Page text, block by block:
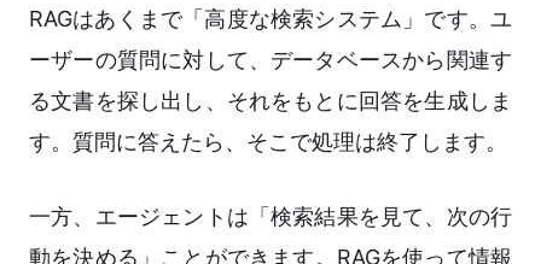
RAGはあくまで「高度な検索システム」です。ユ
ーザーの質問に対して、データベースから関連す
る文書を探し出し、それをもとに回答を生成しま
す。質問に答えたら、そこで処理は終了します。
一方、エージェントは「検索結果を見て、次の行
動を決める」ことができます。RAGを使って情報